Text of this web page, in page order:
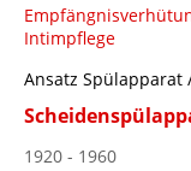
Intimpflege
Ansatz
1920 - 1960